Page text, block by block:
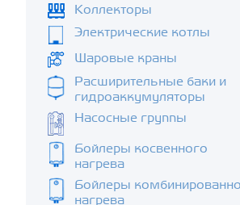
Коллекторы
Электрические котлы
Шаровые краны
Расширительные баки и
гидроаккумуляторы
Насосные группы
Бойлеры косвенного
нагрева
Бойлеры
нагрева